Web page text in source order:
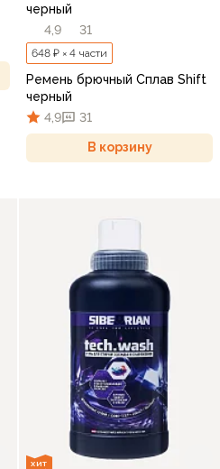
черный
4,9
31
648 ₽ × 4 части
Ремень брючный Сплав Shift
черный
4,9
31
В корзину
ХИТ